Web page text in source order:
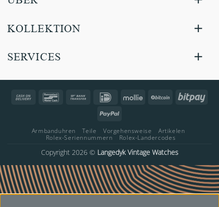
KOLLEKTION
SERVICES
Cash
Bancontact Bank
IDeal Mollie BitCoin
PayPal
Armbanduhren Teile Vorgehensweise
Artikelen
Rolex-Seriennummern
Rolex-Landercodes
Copyright 2026 © Langedyk Vintage Watches